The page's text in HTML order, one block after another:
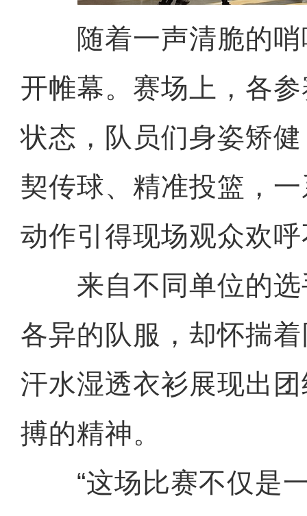
随着一声清脆的哨
开帷幕。赛场上，各
状态，队员们身姿矫
契传球、精准投篮，
动作引得现场观众欢
来自不同单位的选
各异的队服，却怀揣
汗水湿透衣衫展现出
搏的精神。
“这场比赛不仅是一